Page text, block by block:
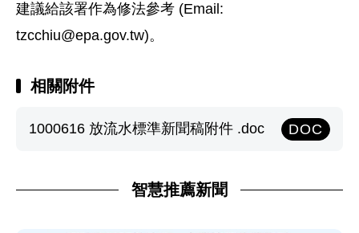
建議給該署作為修法參考 (Email:
tzcchiu@epa.gov.tw)。
相關附件
1000616 放流水標準新聞稿附件 .doc DOC
智慧推薦新聞